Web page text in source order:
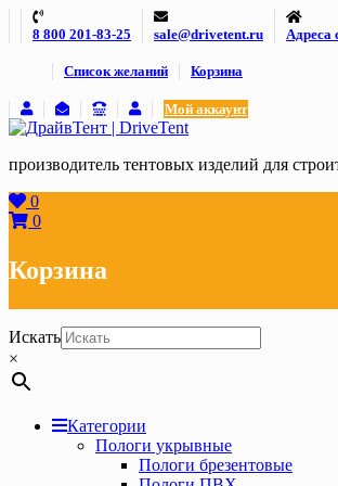
Skip
8 800 201-83-25 sale@drivetent.ru Адреса
Список желаний Корзина
Мой аккаунт
производитель тентовых изделий для
0
0
Корзина
Искать
×
Категории
Пологи укрывные
Пологи брезентовые